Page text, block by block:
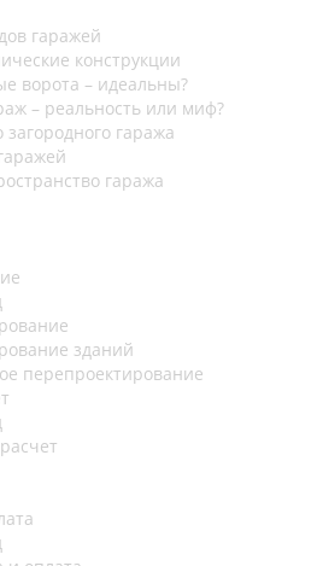
гаражей
конструкции
ворота – идеальны?
– реальность или миф?
загородного гаража
гаража
зданий
перепроектирование